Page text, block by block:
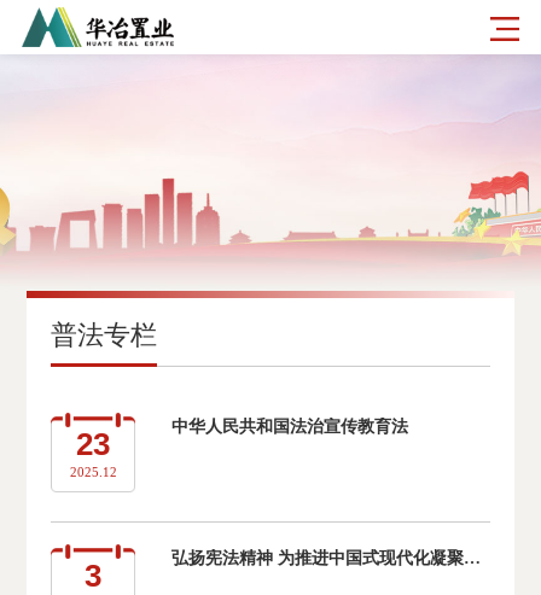
普法专栏
23
2025.12
中华人民共和国法治宣传教育法
3
弘扬宪法精神 为推进中国式现代化凝聚法治力量